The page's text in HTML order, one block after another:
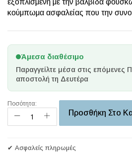
εξοπλισμένη με την βαλβίδα
κούμπωμα ασφαλείας που την
Άμεσα διαθέσιμο
Παραγγείλτε μέσα στις επόμενες
αποστολή τη Δευτέρα
Ποσότητα:
Προσθήκη Στο
✔ Ασφαλείς πληρωμές